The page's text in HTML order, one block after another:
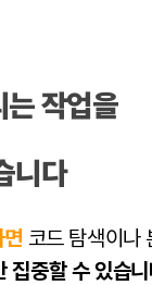
는 작업을
니다
코드 탐색이나
중할 수 있습니